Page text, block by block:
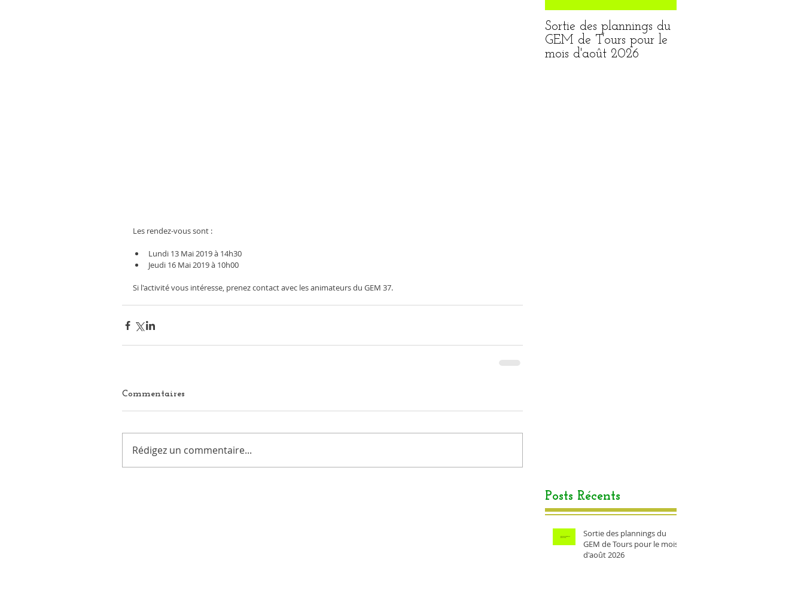
Les rendez-vous sont :
Lundi 13 Mai 2019 à 14h30
Jeudi 16 Mai 2019 à 10h00
Si l'activité vous intéresse, prenez contact avec les animateurs du GEM 37.
Commentaires
Rédigez un commentaire...
Sortie des plannings du
GEM de Tours pour le
mois d'août 2026
Posts Récents
Sortie des plannings du
GEM de Tours pour le mois
d'août 2026